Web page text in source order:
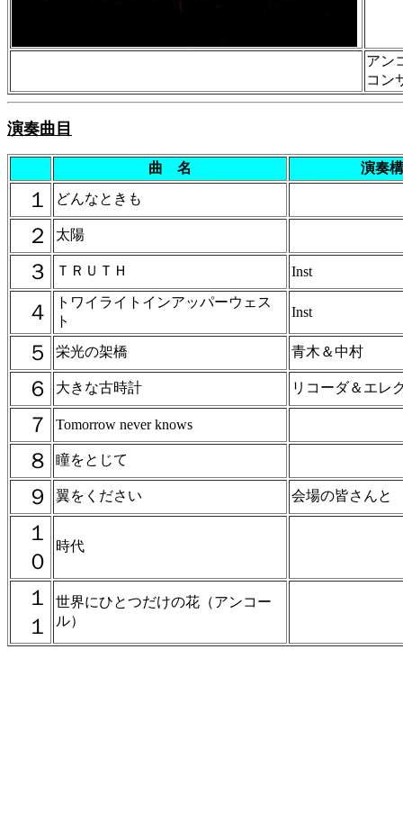
アン
コン
演奏曲目
曲 名 演奏
１ どんなときも
２ 太陽
３ ＴＲＵＴＨ Inst
４
トワイライトインアッパーウェス
ト
Inst
５ 栄光の架橋 青木＆中村
６ 大きな古時計 リコーダ＆エレ
７ Tomorrow never knows
８ 瞳をとじて
９ 翼をください 会場の皆さんと
１
０
時代
１
１
世界にひとつだけの花（アンコー
ル）